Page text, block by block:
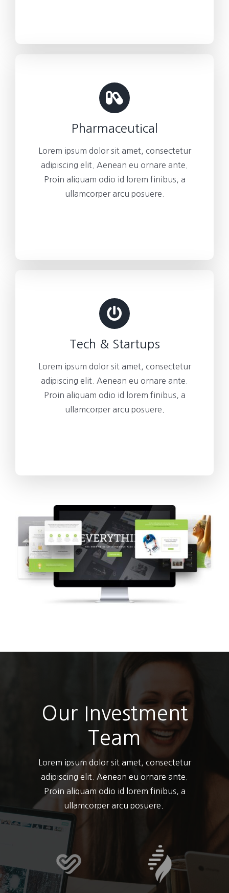
Pharmaceutical
Lorem ipsum dolor sit amet, consectetur
adipiscing elit. Aenean eu ornare ante.
Proin aliquam odio id lorem finibus, a
ullamcorper arcu posuere.
Tech & Startups
Lorem ipsum dolor sit amet, consectetur
adipiscing elit. Aenean eu ornare ante.
Proin aliquam odio id lorem finibus, a
ullamcorper arcu posuere.
Our Investment
Team
Lorem ipsum dolor sit amet, consectetur
adipiscing elit. Aenean eu ornare ante.
Proin aliquam odio id lorem finibus, a
ullamcorper arcu posuere.